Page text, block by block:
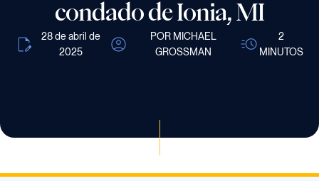
Aprender
condado de Ionia, MI
28 de abril de
2025
POR MICHAEL
GROSSMAN
2
MINUTOS